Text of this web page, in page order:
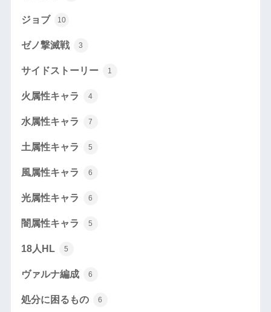
ジョブ 10
ゼノ撃滅戦 3
サイドストーリー 1
火属性キャラ 4
水属性キャラ 7
土属性キャラ 5
風属性キャラ 6
光属性キャラ 6
闇属性キャラ 5
18人HL 5
ヴァルナ編成 6
処分に困るもの 6